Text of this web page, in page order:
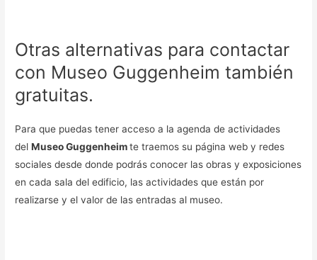
Otras alternativas para contactar
con Museo Guggenheim también
gratuitas.
Para que puedas tener acceso a la agenda de actividades
delMuseo Guggenheimte traemos su página web y redes
sociales desde donde podrás conocer las obras y exposiciones
en cada sala del edificio, las actividades que están por
realizarse y el valor de las entradas al museo.